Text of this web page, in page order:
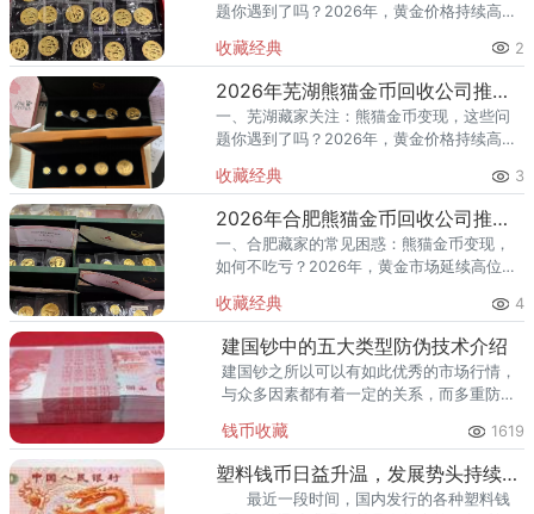
题你遇到了吗？2026年，黄金价格持续高位
资和收藏价值，深受市场青睐。最新回收行
情显示，30克熊猫金币回
收藏经典 2
2026年芜湖熊猫金币回收公司推荐 芜湖本地哪里回收更靠谱？
一、芜湖藏家关注：熊猫金币变现，这些问
题你遇到了吗？2026年，黄金价格持续高位
资和收藏价值，深受市场青睐。最新回收行
情显示，30克熊猫金币回
收藏经典 3
2026年合肥熊猫金币回收公司推荐 合肥哪里回收价格高？
一、合肥藏家的常见困惑：熊猫金币变现，
如何不吃亏？2026年，黄金市场延续高位震
投资保值与艺术收藏双重属性，一直是贵金
属市场的热门品种。202
收藏经典 4
建国钞中的五大类型防伪技术介绍
建国钞之所以可以有如此优秀的市场行情，
与众多因素都有着一定的关系，而多重防伪
钱币收藏 1619
塑料钱币日益升温，发展势头持续强劲
最近一段时间，国内发行的各种塑料钱